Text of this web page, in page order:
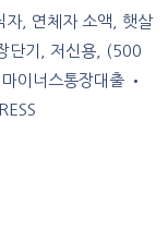
, 연체자 소액, 햇살
단기, 저신용, (500
이너스통장대출 •